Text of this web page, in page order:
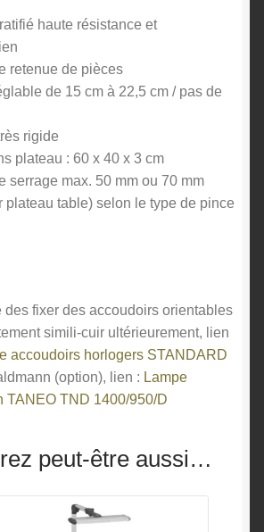
haute résistance et
retenue de pièces
de 15 cm à 22,5 cm / pas de
rigide
plateau : 60 x 40 x 3 cm
serrage max. 50 mm ou 70 mm
plateau table) selon le type de pince
des fixer des accoudoirs orientables
simili-cuir ultérieurement, lien
accoudoirs horlogers STANDARD
(option), lien : Lampe
TANEO TND 1400/950/D
peut-être aussi…